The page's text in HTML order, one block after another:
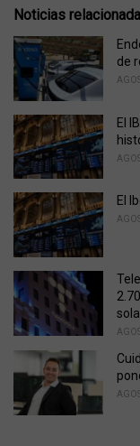
o
r
i
e
s
:Noticias
de
El
El